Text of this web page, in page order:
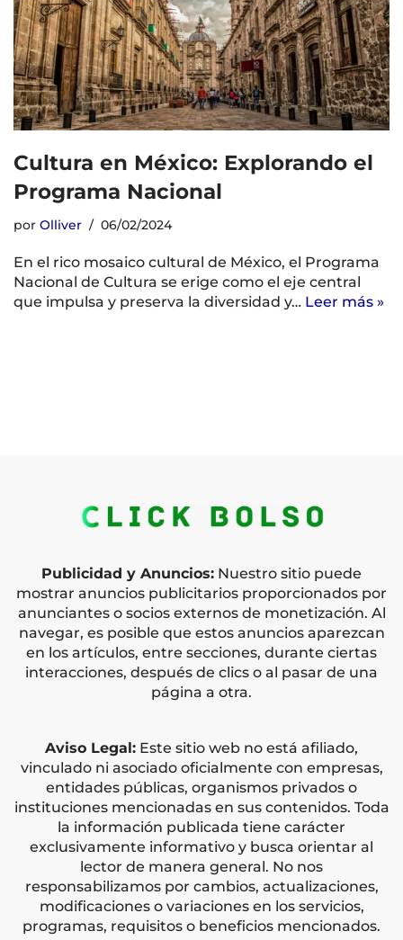
Cultura en México: Explorando el
Programa Nacional
por Olliver 06/02/2024
En el rico mosaico cultural de México, el Programa
Nacional de Cultura se erige como el eje central
que impulsa y preserva la diversidad y… Leer más »
Publicidad y Anuncios: Nuestro sitio puede
mostrar anuncios publicitarios proporcionados por
anunciantes o socios externos de monetización. Al
navegar, es posible que estos anuncios aparezcan
en los artículos, entre secciones, durante ciertas
interacciones, después de clics o al pasar de una
página a otra.
Aviso Legal: Este sitio web no está afiliado,
vinculado ni asociado oficialmente con empresas,
entidades públicas, organismos privados o
instituciones mencionadas en sus contenidos. Toda
la información publicada tiene carácter
exclusivamente informativo y busca orientar al
lector de manera general. No nos
responsabilizamos por cambios, actualizaciones,
modificaciones o variaciones en los servicios,
programas, requisitos o beneficios mencionados.